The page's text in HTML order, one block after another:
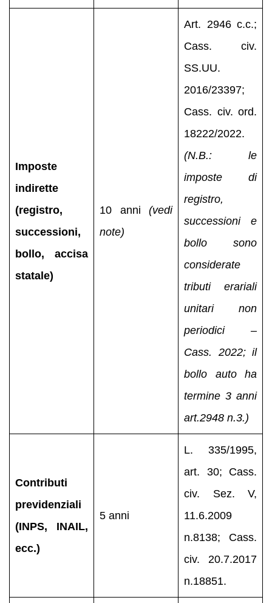
Imposte
indirette
(registro,
successioni,
bollo, accisa
statale)
10 anni(vedi
note)
Art. 2946 c.c.;
Cass. civ.
SS.UU.
2016/23397;
Cass. civ. ord.
18222/2022.
(N.B.: le
imposte di
registro,
successioni e
bollo sono
considerate
tributi erariali
unitari non
periodici –
Cass. 2022; il
bollo auto ha
termine 3 anni
art.2948 n.3.)
Contributi
previdenziali
(INPS, INAIL,
ecc.)
5 anni
L. 335/1995,
art. 30; Cass.
civ. Sez. V,
11.6.2009
n.8138; Cass.
civ. 20.7.2017
n.18851.